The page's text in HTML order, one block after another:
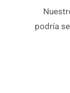
podría